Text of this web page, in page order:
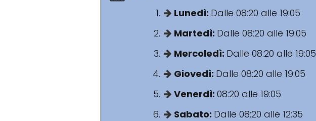
Lunedì: Dalle 08:20 alle 19:05
Martedì: Dalle 08:20 alle 19:05
Mercoledì: Dalle 08:20 alle 19:05
Giovedì: Dalle 08:20 alle 19:05
Venerdì: 08:20 alle 19:05
Sabato: Dalle 08:20 alle 12:35